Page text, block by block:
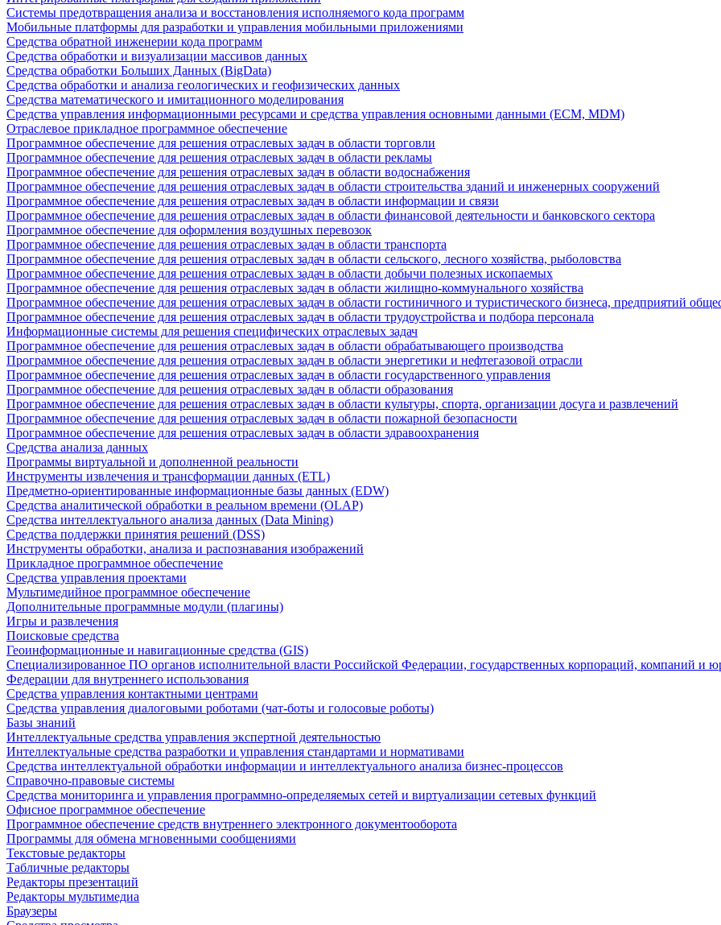
Системы предотвращения анализа и восстановления исполняемого кода программ
Мобильные платформы для разработки и управления мобильными приложениями
Средства обратной инженерии кода программ
Средства обработки и визуализации массивов данных
Средства обработки Больших Данных (BigData)
Средства обработки и анализа геологических и геофизических данных
Средства математического и имитационного моделирования
Средства управления информационными ресурсами и средства управления основными данными (ECM, MDM)
Отраслевое прикладное программное обеспечение
Программное обеспечение для решения отраслевых задач в области торговли
Программное обеспечение для решения отраслевых задач в области рекламы
Программное обеспечение для решения отраслевых задач в области водоснабжения
Программное обеспечение для решения отраслевых задач в области строительства зданий и инженерных сооружений
Программное обеспечение для решения отраслевых задач в области информации и связи
Программное обеспечение для решения отраслевых задач в области финансовой деятельности и банковского сектора
Программное обеспечение для оформления воздушных перевозок
Программное обеспечение для решения отраслевых задач в области транспорта
Программное обеспечение для решения отраслевых задач в области сельского, лесного хозяйства, рыболовства
Программное обеспечение для решения отраслевых задач в области добычи полезных ископаемых
Программное обеспечение для решения отраслевых задач в области жилищно-коммунального хозяйства
Программное обеспечение для решения отраслевых задач в области гостиничного и туристического бизнеса, предприятий
Программное обеспечение для решения отраслевых задач в области трудоустройства и подбора персонала
Информационные системы для решения специфических отраслевых задач
Программное обеспечение для решения отраслевых задач в области обрабатывающего производства
Программное обеспечение для решения отраслевых задач в области энергетики и нефтегазовой отрасли
Программное обеспечение для решения отраслевых задач в области государственного управления
Программное обеспечение для решения отраслевых задач в области образования
Программное обеспечение для решения отраслевых задач в области культуры, спорта, организации досуга и развлечений
Программное обеспечение для решения отраслевых задач в области пожарной безопасности
Программное обеспечение для решения отраслевых задач в области здравоохранения
Средства анализа данных
Программы виртуальной и дополненной реальности
Инструменты извлечения и трансформации данных (ETL)
Предметно-ориентированные информационные базы данных (EDW)
Средства аналитической обработки в реальном времени (OLAP)
Средства интеллектуального анализа данных (Data Mining)
Средства поддержки принятия решений (DSS)
Инструменты обработки, анализа и распознавания изображений
Прикладное программное обеспечение
Средства управления проектами
Мультимедийное программное обеспечение
Дополнительные программные модули (плагины)
Игры и развлечения
Поисковые средства
Геоинформационные и навигационные средства (GIS)
Специализированное ПО органов исполнительной власти Российской Федерации, государственных корпораций, компаний и
Федерации для внутреннего использования
Средства управления контактными центрами
Средства управления диалоговыми роботами (чат-боты и голосовые роботы)
Базы знаний
Интеллектуальные средства управления экспертной деятельностью
Интеллектуальные средства разработки и управления стандартами и нормативами
Средства интеллектуальной обработки информации и интеллектуального анализа бизнес-процессов
Справочно-правовые системы
Средства мониторинга и управления программно-определяемых сетей и виртуализации сетевых функций
Офисное программное обеспечение
Программное обеспечение средств внутреннего электронного документооборота
Программы для обмена мгновенными сообщениями
Текстовые редакторы
Табличные редакторы
Редакторы презентаций
Редакторы мультимедиа
Браузеры